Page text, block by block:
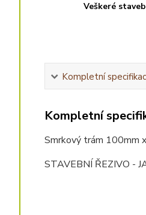
Veškeré
Kompletní
Kompletní
Smrkový trám 100mm
STAVEBNÍ ŘEZIVO -